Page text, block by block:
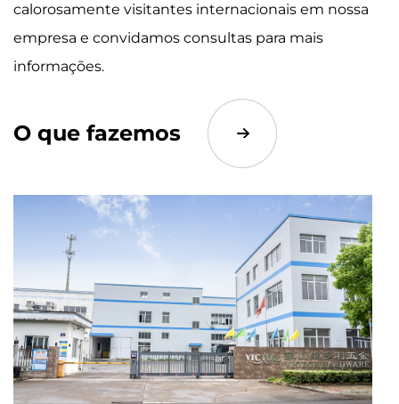
calorosamente visitantes internacionais em nossa
empresa e convidamos consultas para mais
informações.
O que fazemos